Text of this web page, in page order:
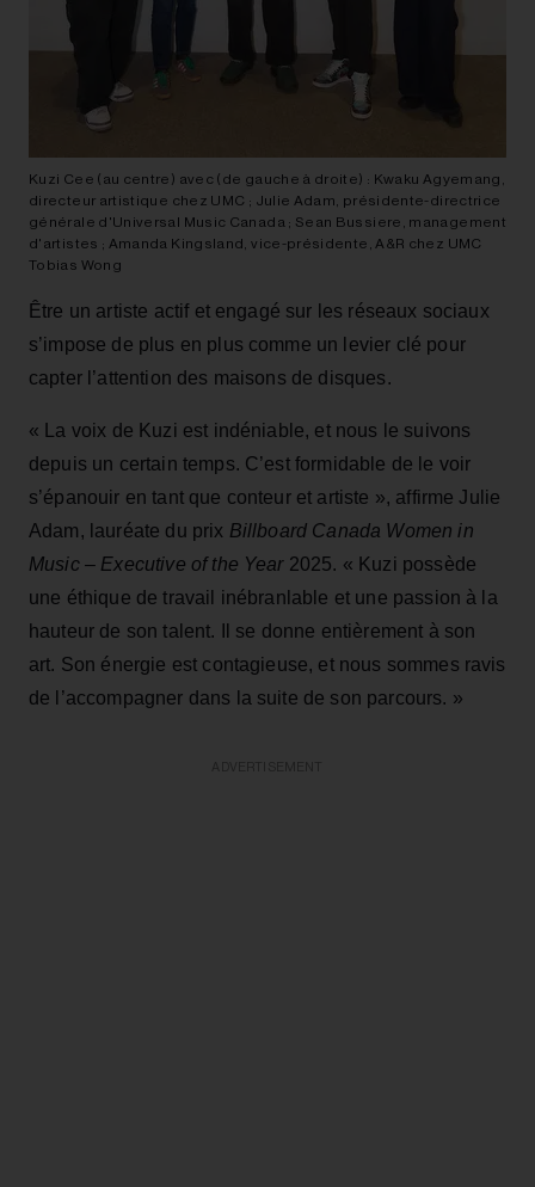
Kuzi Cee (au centre) avec (de gauche à droite) : Kwaku Agyemang,
directeur artistique chez UMC ; Julie Adam, présidente-directrice
générale d'Universal Music Canada ; Sean Bussiere, management
d'artistes ; Amanda Kingsland, vice-présidente, A&R chez UMC
Tobias Wong
Être un artiste actif et engagé sur les réseaux sociaux
s’impose de plus en plus comme un levier clé pour
capter l’attention des maisons de disques.
« La voix de Kuzi est indéniable, et nous le suivons
depuis un certain temps. C’est formidable de le voir
s’épanouir en tant que conteur et artiste », affirme Julie
Adam, lauréate du prix Billboard Canada Women in
Music – Executive of the Year2025. « Kuzi possède
une éthique de travail inébranlable et une passion à la
hauteur de son talent. Il se donne entièrement à son
art. Son énergie est contagieuse, et nous sommes ravis
de l’accompagner dans la suite de son parcours. »